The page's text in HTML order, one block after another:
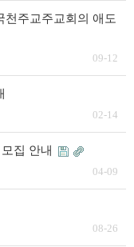
천주교주교회의 애도
09-12
02-14
집 안내
04-09
08-26